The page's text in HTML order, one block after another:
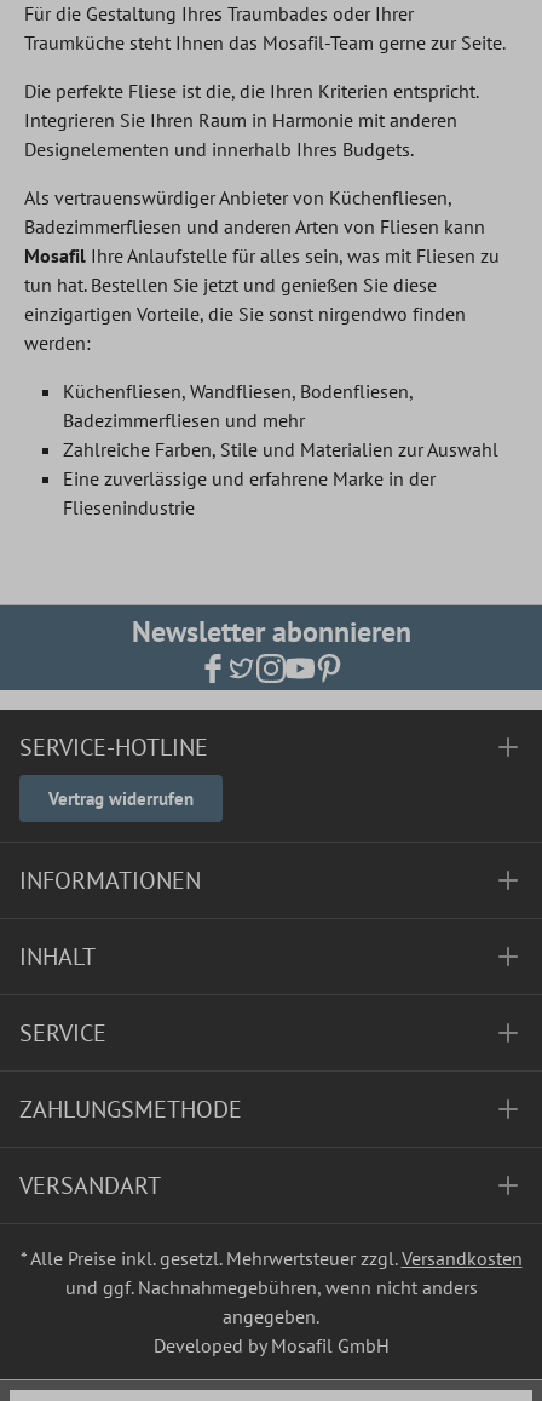
Für die Gestaltung Ihres Traumbades oder Ihrer
Traumküche steht Ihnen das Mosafil-Team gerne zur Seite.
Die perfekte Fliese ist die, die Ihren Kriterien entspricht.
Integrieren Sie Ihren Raum in Harmonie mit anderen
Designelementen und innerhalb Ihres Budgets.
Als vertrauenswürdiger Anbieter von Küchenfliesen,
Badezimmerfliesen und anderen Arten von Fliesen kann
Mosafil Ihre Anlaufstelle für alles sein, was mit Fliesen zu
tun hat. Bestellen Sie jetzt und genießen Sie diese
einzigartigen Vorteile, die Sie sonst nirgendwo finden
werden:
Küchenfliesen, Wandfliesen, Bodenfliesen,
Badezimmerfliesen und mehr
Zahlreiche Farben, Stile und Materialien zur Auswahl
Eine zuverlässige und erfahrene Marke in der
Fliesenindustrie
Newsletter abonnieren
SERVICE-HOTLINE
Vertrag widerrufen
INFORMATIONEN
INHALT
SERVICE
ZAHLUNGSMETHODE
VERSANDART
* Alle Preise inkl. gesetzl. Mehrwertsteuer zzgl.Versandkosten
und ggf. Nachnahmegebühren, wenn nicht anders
angegeben.
Developed by Mosafil GmbH